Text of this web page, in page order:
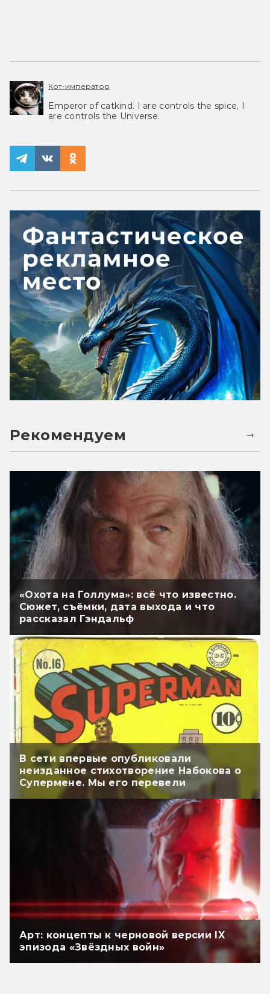
Кот-император
Emperor of catkind. I are controls the spice, I
are controls the Universe.
Рекомендуем
«Охота на Голлума»: всё что известно.
Сюжет, съёмки, дата выхода и что
рассказал Гэндальф
В сети впервые опубликовали
неизданное стихотворение Набокова о
Супермене. Мы его перевели
Арт: концепты к черновой версии IX
эпизода «Звёздных войн»